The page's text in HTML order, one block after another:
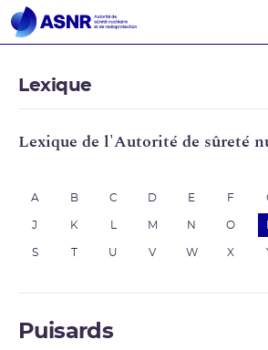
Lexique
Lexique de l'Autorité de sûreté
A B C D E F
J K M N O
S U V W X
Puisards